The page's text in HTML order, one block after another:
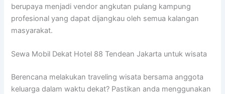
berupaya menjadi vendor angkutan pulang kampung
profesional yang dapat dijangkau oleh semua kalangan
masyarakat.
Sewa Mobil Dekat Hotel 88 Tendean Jakarta untuk wisata
Berencana melakukan traveling wisata bersama anggota
keluarga dalam waktu dekat? Pastikan anda menggunakan